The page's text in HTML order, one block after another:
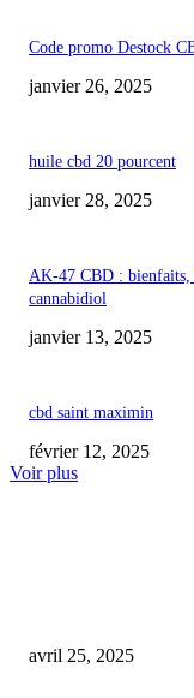
Code promo Destock
janvier 26, 2025
huile cbd 20 pourcent
janvier 28, 2025
AK-47 CBD : bienfaits,
cannabidiol
janvier 13, 2025
cbd saint maximin
février 12, 2025
Voir plus
avril 25, 2025